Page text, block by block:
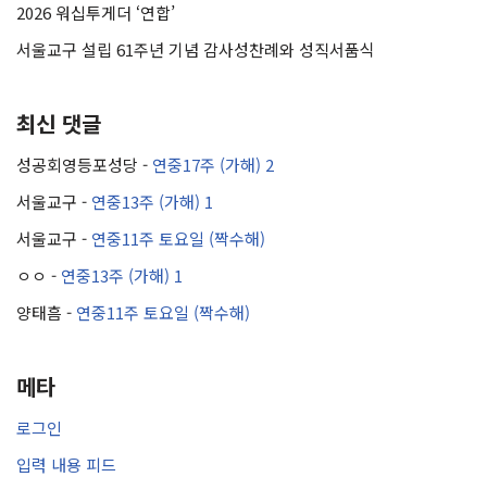
2026 워십투게더 ‘연합’
서울교구 설립 61주년 기념 감사성찬례와 성직서품식
최신 댓글
성공회영등포성당 - 연중17주 (가해) 2
서울교구 - 연중13주 (가해) 1
서울교구 - 연중11주 토요일 (짝수해)
ㅇㅇ - 연중13주 (가해) 1
양태흠 - 연중11주 토요일 (짝수해)
메타
로그인
입력 내용 피드